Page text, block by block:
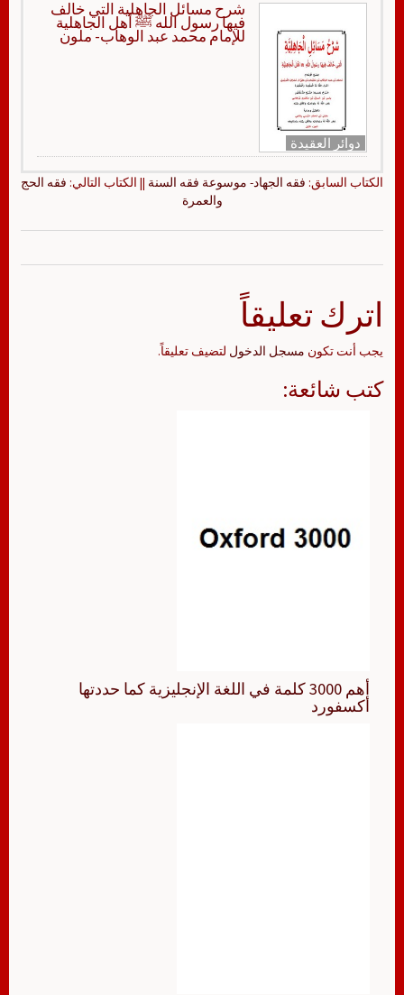
دوائر العقيدة
شرح مسائل الجاهلية التي خالف
فيها رسول الله ﷺ أهل الجاهلية
للإمام محمد عبد الوهاب- ملون
الكتاب السابق: فقه الجهاد- موسوعة فقه السنة || الكتاب التالي: فقه الحج
والعمرة
اترك تعليقاً
يجب أنت تكون مسجل الدخول لتضيف تعليقاً.
كتب شائعة:
أهم 3000 كلمة في اللغة الإنجليزية كما حددتها
أكسفورد